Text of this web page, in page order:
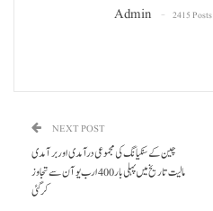
Admin 2415 Posts
NEXT POST
چین کے سنکیانگ کی مجموعی درآمدی اور برآمدی
مالیت تاریخ میں پہلی بار 400 ارب یوآن سے تجاوز
کر گئی